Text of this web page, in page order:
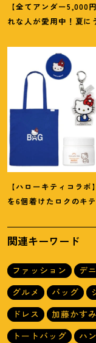
【全てアンダー5,000
れな人が愛用中 ！ 夏に
小物5選
【ハローキティコラボ
を6個着けたロクのキ
も！
関連キーワード
ファッション デ
グルメ
バッグ
ドレス
加藤かすみ
トートバッグ
ハ